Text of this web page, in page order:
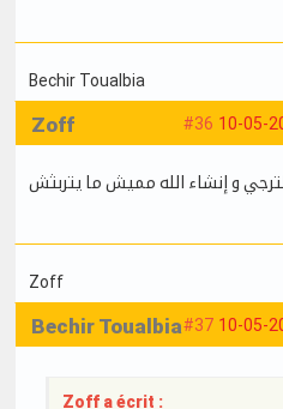
Bechir Toualbia
#36 10-05-
Zoff
و إنشاء الله مميش ما يتربثش
Zoff
#37 10-05-
Bechir Toualbia
Zoff a écrit :